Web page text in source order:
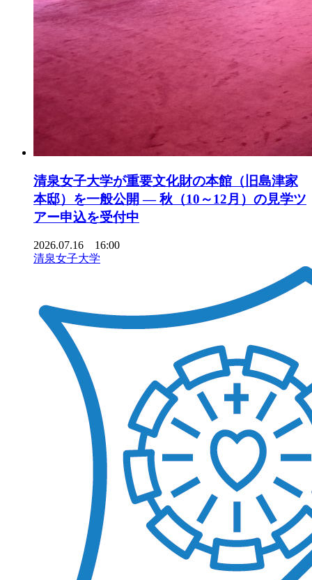
清泉女子大学が重要文化財の本館（旧島津家
本邸）を一般公開 ― 秋（10～12月）の見学ツ
アー申込を受付中
2026.07.16 16:00
清泉女子大学